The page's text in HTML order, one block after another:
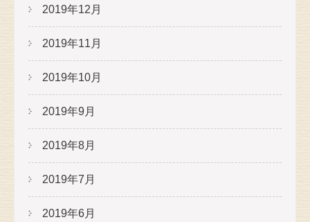
2019年12月
2019年11月
2019年10月
2019年9月
2019年8月
2019年7月
2019年6月